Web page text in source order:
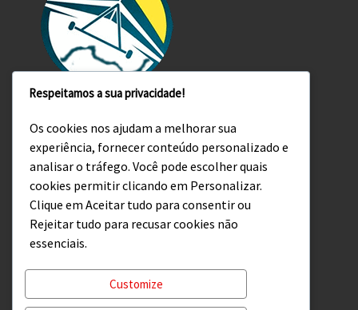
E-mail: ronifalcao@hotmail.com ou
asadeltarioprofly@gmail.com
WhatsApp: +55 21 999636623
Respeitamos a sua privacidade!
Os cookies nos ajudam a melhorar sua
experiência, fornecer conteúdo personalizado e
analisar o tráfego. Você pode escolher quais
cookies permitir clicando em Personalizar.
Clique em Aceitar tudo para consentir ou
Rejeitar tudo para recusar cookies não
essenciais.
Customize